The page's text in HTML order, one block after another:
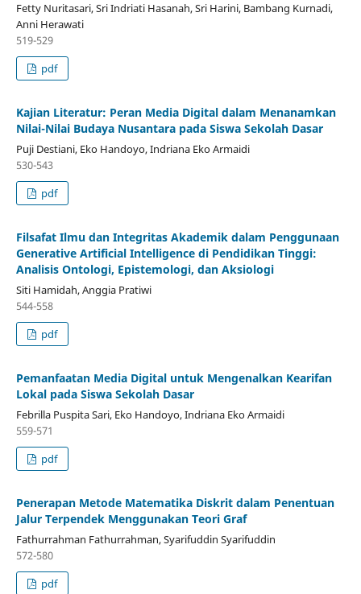
Fetty Nuritasari, Sri Indriati Hasanah, Sri Harini, Bambang Kurnadi,
Anni Herawati
519-529
pdf
Kajian Literatur: Peran Media Digital dalam Menanamkan
Nilai-Nilai Budaya Nusantara pada Siswa Sekolah Dasar
Puji Destiani, Eko Handoyo, Indriana Eko Armaidi
530-543
pdf
Filsafat Ilmu dan Integritas Akademik dalam Penggunaan
Generative Artificial Intelligence di Pendidikan Tinggi:
Analisis Ontologi, Epistemologi, dan Aksiologi
Siti Hamidah, Anggia Pratiwi
544-558
pdf
Pemanfaatan Media Digital untuk Mengenalkan Kearifan
Lokal pada Siswa Sekolah Dasar
Febrilla Puspita Sari, Eko Handoyo, Indriana Eko Armaidi
559-571
pdf
Penerapan Metode Matematika Diskrit dalam Penentuan
Jalur Terpendek Menggunakan Teori Graf
Fathurrahman Fathurrahman, Syarifuddin Syarifuddin
572-580
pdf